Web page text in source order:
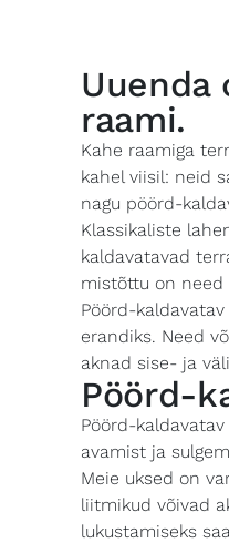
Uuenda
raami.
Kahe raamiga
kahel viisil: neid
nagu pöörd-
Klassikaliste
kaldavatavad
mistõttu on need
Pöörd-
erandiks. Need
aknad sise- ja
Pöörd-
Pöörd-
avamist ja
Meie uksed on
liitmikud võivad
lukustamiseks